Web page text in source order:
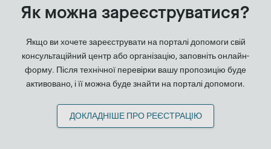
Як можна зареєструватися?
Якщо ви хочете зареєструвати на порталі допомоги свій
консультаційний центр або організацію, заповніть онлайн-
форму. Після технічної перевірки вашу пропозицію буде
активовано, і її можна буде знайти на порталі допомоги.
ДОКЛАДНІШЕ ПРО РЕЄСТРАЦІЮ